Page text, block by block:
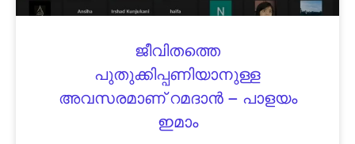
ജീവിതത്തെ
പുതുക്കിപ്പണിയാനുള്ള
അവസരമാണ് റമദാൻ – പാളയം
ഇമാം